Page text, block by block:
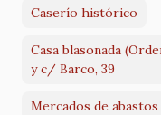
Caserío histórico
Casa blasonada
y c/ Barco, 39
Mercados de abastos